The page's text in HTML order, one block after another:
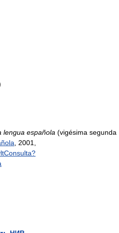
lengua española (vigésima segunda
, 2001